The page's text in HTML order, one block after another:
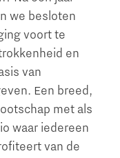
we besloten
voort te
en
van
Een breed,
met als
waar iedereen
van de